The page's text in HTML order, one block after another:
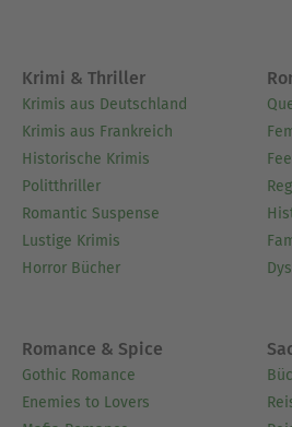
Krimi & Thriller
Krimis aus Deutschland
Krimis aus Frankreich
Historische Krimis
Politthriller
Romantic Suspense
Lustige Krimis
Horror Bücher
Romance & Spice
Gothic Romance
Enemies to Lovers